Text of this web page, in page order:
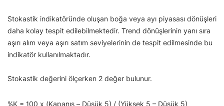
Stokastik indikatöründe oluşan boğa veya ayı piyasası dönüşleri
daha kolay tespit edilebilmektedir. Trend dönüşlerinin yanı sıra
aşırı alım veya aşırı satım seviyelerinin de tespit edilmesinde bu
indikatör kullanılmaktadır.
Stokastik değerini ölçerken 2 değer bulunur.
%K = 100 x (Kapanış – Düşük 5) / (Yüksek 5 – Düşük 5)